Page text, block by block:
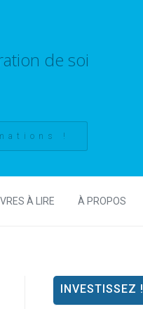
de soi
!
À LIRE À PROPOS
INVESTISSEZ !